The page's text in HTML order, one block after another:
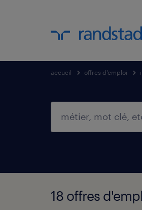
accueil offres d'emploi
18 offres